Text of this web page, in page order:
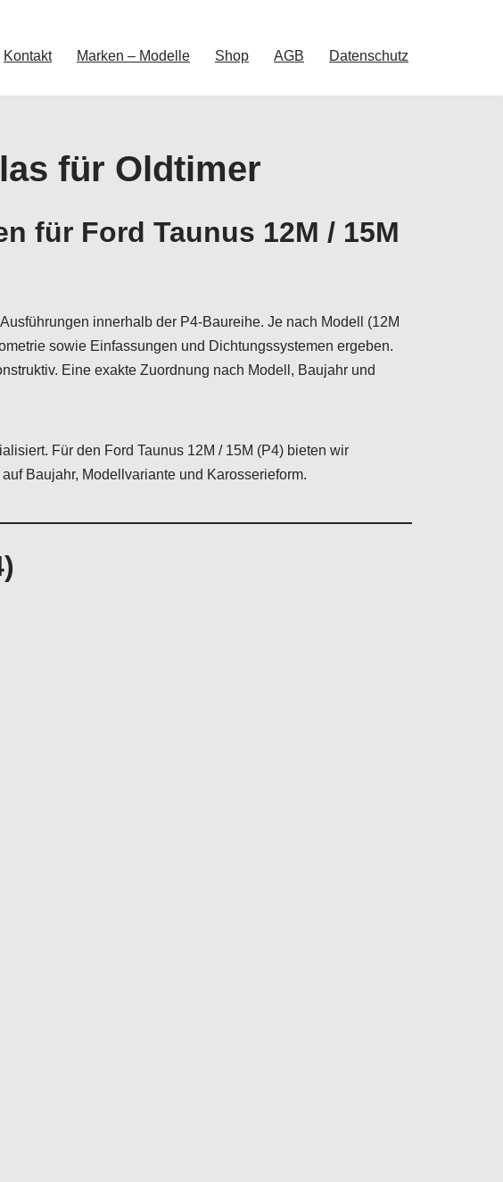
Kontakt Marken – Modelle Shop AGB Datenschutz
für Oldtimer
für Ford Taunus 12M / 15M
innerhalb der P4-Baureihe. Je nach Modell (12M
sowie Einfassungen und Dichtungssystemen ergeben.
Eine exakte Zuordnung nach Modell, Baujahr und
Für den Ford Taunus 12M / 15M (P4) bieten wir
Baujahr, Modellvariante und Karosserieform.